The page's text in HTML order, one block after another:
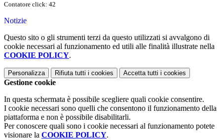
Contatore click: 42
Notizie
Questo sito o gli strumenti terzi da questo utilizzati si avvalgono di
cookie necessari al funzionamento ed utili alle finalità illustrate nella
COOKIE POLICY.
Personalizza Rifiuta tutti i cookies Accetta tutti i cookies
Gestione cookie
In questa schermata è possibile scegliere quali cookie consentire.
I cookie necessari sono quelli che consentono il funzionamento della
piattaforma e non è possibile disabilitarli.
Per conoscere quali sono i cookie necessari al funzionamento potete
visionare la COOKIE POLICY.